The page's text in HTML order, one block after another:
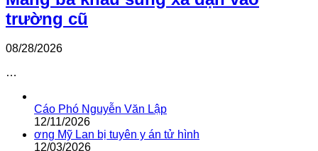
trường cũ
08/28/2026
…
Cáo Phó Nguyễn Văn Lập
12/11/2026
ơng Mỹ Lan bị tuyên y án tử hình
12/03/2026